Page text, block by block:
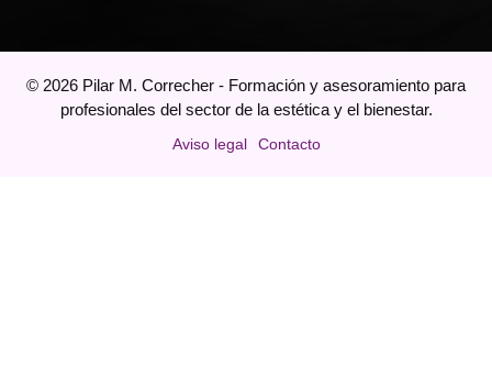
© 2026 Pilar M. Correcher - Formación y asesoramiento para
profesionales del sector de la estética y el bienestar.
Aviso legal Contacto